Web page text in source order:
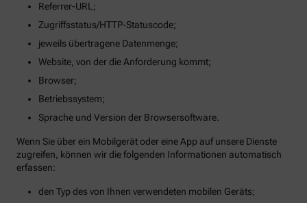
Referrer-URL;
Zugriffsstatus/HTTP-Statuscode;
jeweils übertragene Datenmenge;
Website, von der die Anforderung kommt;
Browser;
Betriebssystem;
Sprache und Version der Browsersoftware.
Wenn Sie über ein Mobilgerät oder eine App auf unsere Dienste
zugreifen, können wir die folgenden Informationen automatisch
erfassen:
den Typ des von Ihnen verwendeten mobilen Geräts;